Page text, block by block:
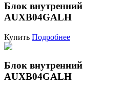
Блок внутренний
AUXB04GALH
Купить Подробнее
Блок внутренний
AUXB04GALH